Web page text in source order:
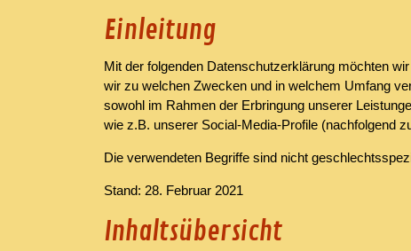
Einleitung
Mit der folgenden Datenschutzerklärung möchten
wir zu welchen Zwecken und in welchem Umfang
sowohl im Rahmen der Erbringung unserer
wie z.B. unserer Social-Media-Profile (nachfolgend
Die verwendeten Begriffe sind nicht
Stand: 28. Februar 2021
Inhaltsübersicht